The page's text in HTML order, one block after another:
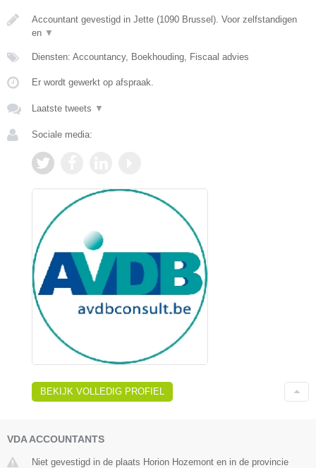
Accountant gevestigd in Jette (1090 Brussel). Voor zelfstandigen
en ▼
Diensten: Accountancy, Boekhouding, Fiscaal advies
Er wordt gewerkt op afspraak.
Laatste tweets ▼
Sociale media:
BEKIJK VOLLEDIG PROFIEL
VDA ACCOUNTANTS
Niet gevestigd in de plaats Horion Hozemont en in de provincie